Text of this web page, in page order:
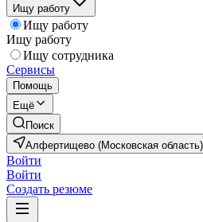
Ищу работу
Ищу работу
Ищу работу
Ищу сотрудника
Сервисы
Помощь
Ещё
Поиск
Алфертищево (Московская область)
Войти
Войти
Создать резюме